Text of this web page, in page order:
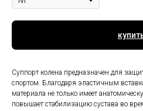
Суппорт колена предназначен для
спортом. Благодаря эластичным
материала не только имеет
повышает стабилизацию сустава во